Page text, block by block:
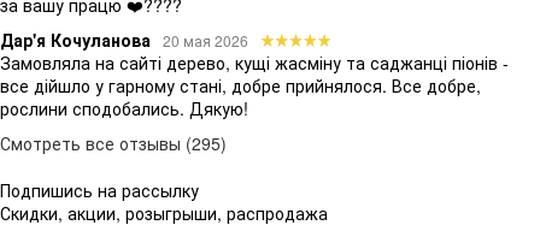
Дар'я Кочуланова
20 мая 2026
Замовляла на сайті дерево, кущі жасміну та саджанці піонів -
все дійшло у гарному стані, добре прийнялося. Все добре,
рослини сподобались. Дякую!
Смотреть все отзывы (295)
Подпишись на рассылку
Скидки, акции, розыгрыши, распродажа